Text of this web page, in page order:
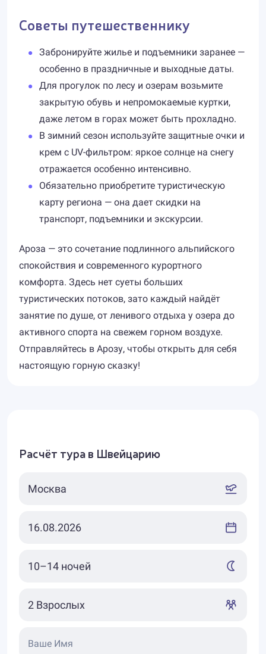
Советы путешественнику
Забронируйте жилье и подъемники заранее —
особенно в праздничные и выходные даты.
Для прогулок по лесу и озерам возьмите
закрытую обувь и непромокаемые куртки,
даже летом в горах может быть прохладно.
В зимний сезон используйте защитные очки и
крем с UV-фильтром: яркое солнце на снегу
отражается особенно интенсивно.
Обязательно приобретите туристическую
карту региона — она дает скидки на
транспорт, подъемники и экскурсии.
Ароза — это сочетание подлинного альпийского
спокойствия и современного курортного
комфорта. Здесь нет суеты больших
туристических потоков, зато каждый найдёт
занятие по душе, от ленивого отдыха у озера до
активного спорта на свежем горном воздухе.
Отправляйтесь в Арозу, чтобы открыть для себя
настоящую горную сказку!
Расчёт тура в Швейцарию
Ваше Имя